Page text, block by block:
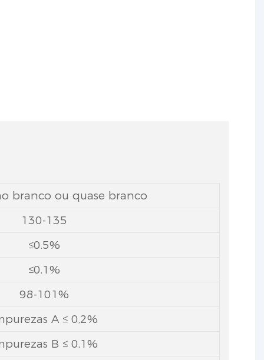
branco ou quase branco
130-135
≤0.5%
≤0.1%
98-101%
A ≤ 0,2%
B ≤ 0,1%